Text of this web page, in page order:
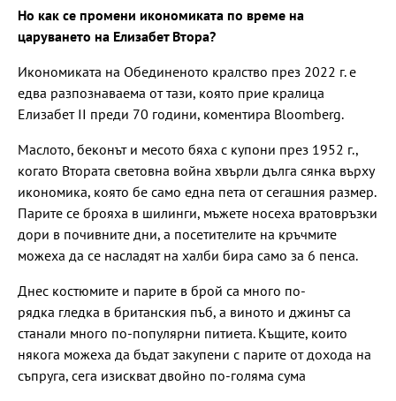
Но как се промени икономиката по време на
царуването на Елизабет Втора?
Икономиката на Обединеното кралство през 2022 г. е
едва разпознаваема от тази, която прие кралица
Елизабет II преди 70 години, коментира Bloomberg.
Маслото, беконът и месото бяха с купони през 1952 г.,
когато Втората световна война хвърли дълга сянка върху
икономика, която бе само една пета от сегашния размер.
Парите се брояха в шилинги, мъжете носеха вратовръзки
дори в почивните дни, а посетителите на кръчмите
можеха да се насладят на халби бира само за 6 пенса.
Днес костюмите и парите в брой са много по-
рядка гледка в британския пъб, а виното и джинът са
станали много по-популярни питиета. Къщите, които
някога можеха да бъдат закупени с парите от дохода на
съпруга, сега изискват двойно по-голяма сума